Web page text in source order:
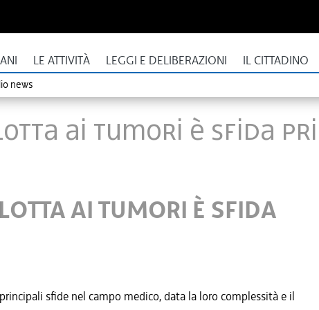
LE ATTIVITÀ LEGGI E DELIBERAZIONI IL CITTADINO
news
AI TUMORI È SFIDA
AI TUMORI È SFIDA
sfide nel campo medico, data la loro complessità e il